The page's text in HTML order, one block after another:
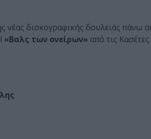
νέας δισκογραφικής δουλειάς πάνω
«Βαλς των ονείρων» από τις